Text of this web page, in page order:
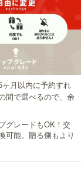
月以内に予約すれ
間で選べるので、余
グレードもOK！交
可能。贈る側もより